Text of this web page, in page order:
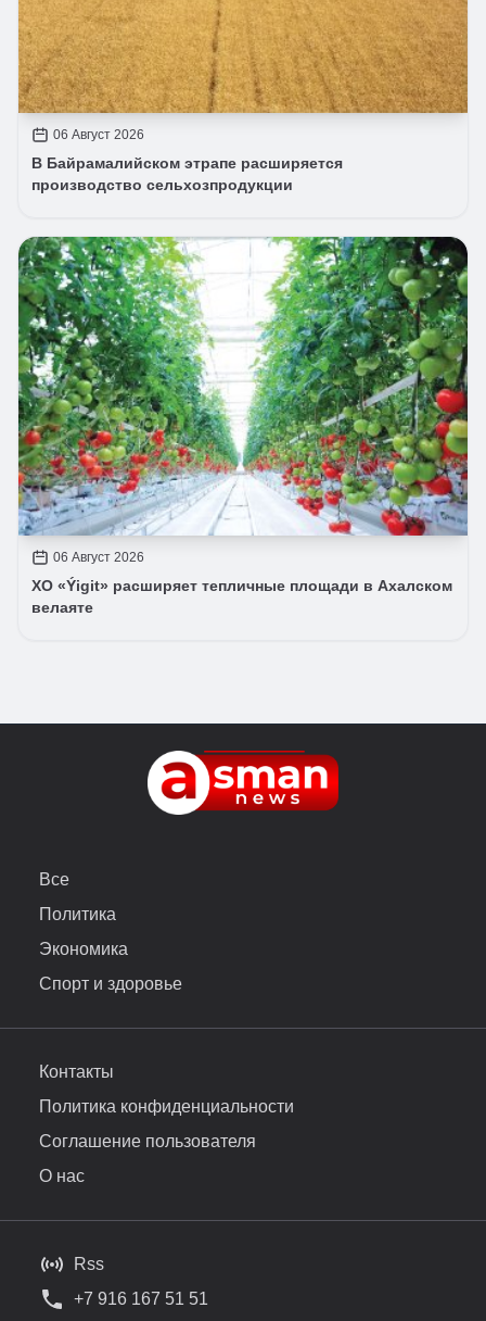
06 Август 2026
В Байрамалийском этрапе расширяется
производство сельхозпродукции
06 Август 2026
ХО «Ýigit» расширяет тепличные площади в Ахалском
велаяте
Все
Политика
Экономика
Спорт и здоровье
Контакты
Политика конфиденциальности
Соглашение пользователя
О нас
Rss
+7 916 167 51 51